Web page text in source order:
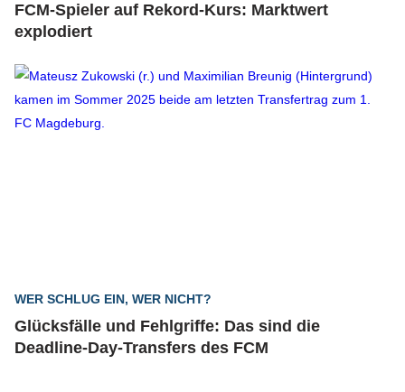
FCM-Spieler auf Rekord-Kurs: Marktwert
explodiert
WER SCHLUG EIN, WER NICHT?
Glücksfälle und Fehlgriffe: Das sind die
Deadline-Day-Transfers des FCM